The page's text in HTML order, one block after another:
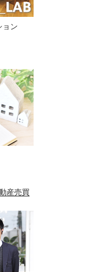
ョン
産売買